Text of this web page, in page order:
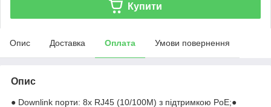
Купити
Опис Доставка Оплата Умови повернення
Опис
● Downlink порти: 8x RJ45 (10/100M) з підтримкою PoE;●